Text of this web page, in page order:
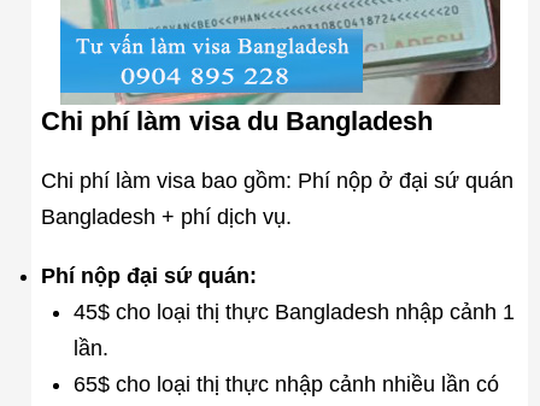
Chi phí làm visa du Bangladesh
Chi phí làm visa bao gồm: Phí nộp ở đại sứ quán
Bangladesh + phí dịch vụ.
Phí nộp đại sứ quán:
45$ cho loại thị thực Bangladesh nhập cảnh 1
lần.
65$ cho loại thị thực nhập cảnh nhiều lần có